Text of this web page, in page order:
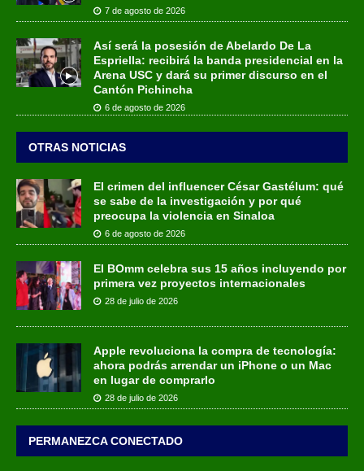
7 de agosto de 2026
Así será la posesión de Abelardo De La
Espriella: recibirá la banda presidencial en la
Arena USC y dará su primer discurso en el
Cantón Pichincha
6 de agosto de 2026
OTRAS NOTICIAS
El crimen del influencer César Gastélum: qué
se sabe de la investigación y por qué
preocupa la violencia en Sinaloa
6 de agosto de 2026
El BOmm celebra sus 15 años incluyendo por
primera vez proyectos internacionales
28 de julio de 2026
Apple revoluciona la compra de tecnología:
ahora podrás arrendar un iPhone o un Mac
en lugar de comprarlo
28 de julio de 2026
PERMANEZCA CONECTADO